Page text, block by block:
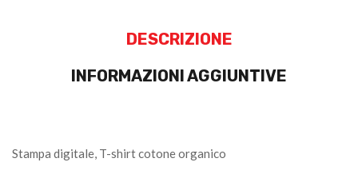
DESCRIZIONE
INFORMAZIONI AGGIUNTIVE
Stampa digitale, T-shirt cotone organico